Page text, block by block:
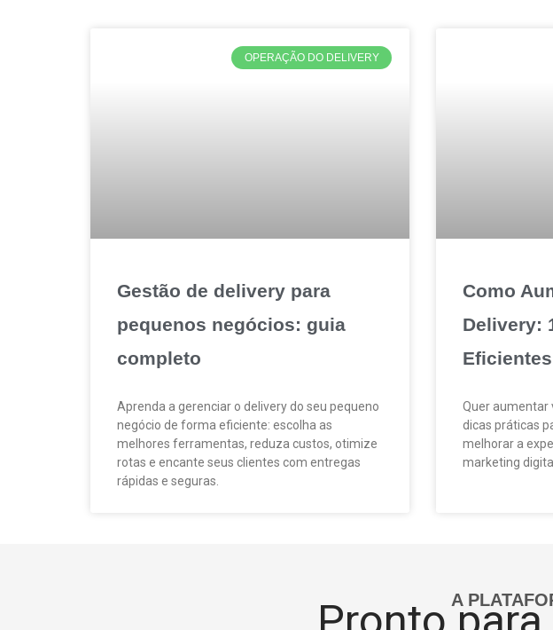
OPERAÇÃO DO DELIVERY
Gestão de delivery para
pequenos negócios: guia
completo
Aprenda a gerenciar o delivery do seu pequeno
negócio de forma eficiente: escolha as
melhores ferramentas, reduza custos, otimize
rotas e encante seus clientes com entregas
rápidas e seguras.
Como
Delivery:
Eficientes
Quer aumentar
dicas práticas
melhorar a
marketing
A